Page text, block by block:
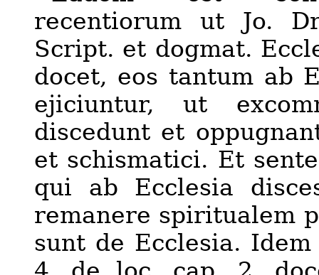
recentiorum ut Jo.
Script. et dogmat.
docet, eos tantum ab
ejiciuntur, ut
discedunt et
et schismatici. Et
qui ab Ecclesia
remanere spiritualem
sunt de Ecclesia.